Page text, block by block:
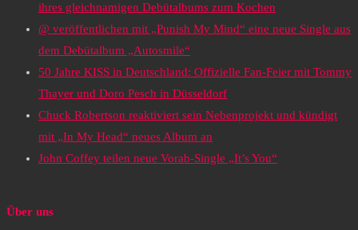
ihres gleichnamigen Debütalbums zum Kochen
@ veröffentlichen mit „Punish My Mind“ eine neue Single aus
dem Debütalbum „Autosmile“
50 Jahre KISS in Deutschland: Offizielle Fan-Feier mit Tommy
Thayer und Doro Pesch in Düsseldorf
Chuck Robertson reaktiviert sein Nebenprojekt und kündigt
mit „In My Head“ neues Album an
John Coffey teilen neue Vorab-Single „It’s You“
Über uns